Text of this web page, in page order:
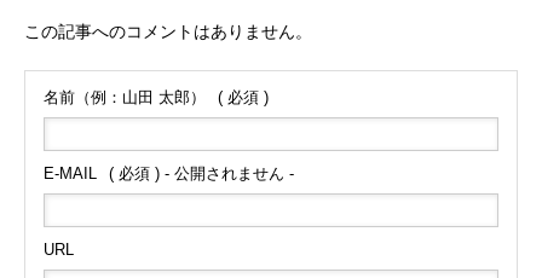
この記事へのコメントはありません。
名前（例：山田 太郎） ( 必須 )
E-MAIL ( 必須 ) - 公開されません -
URL